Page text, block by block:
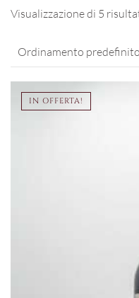
Visualizzazione di 5
IN OFFERTA!